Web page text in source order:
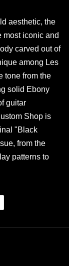
aesthetic, the
most iconic and
carved out of
among Les
tone from the
solid Ebony
guitar
Shop is
"Black
from the
patterns to